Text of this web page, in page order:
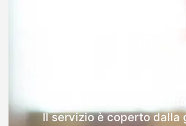
Il servizio è coperto dalla